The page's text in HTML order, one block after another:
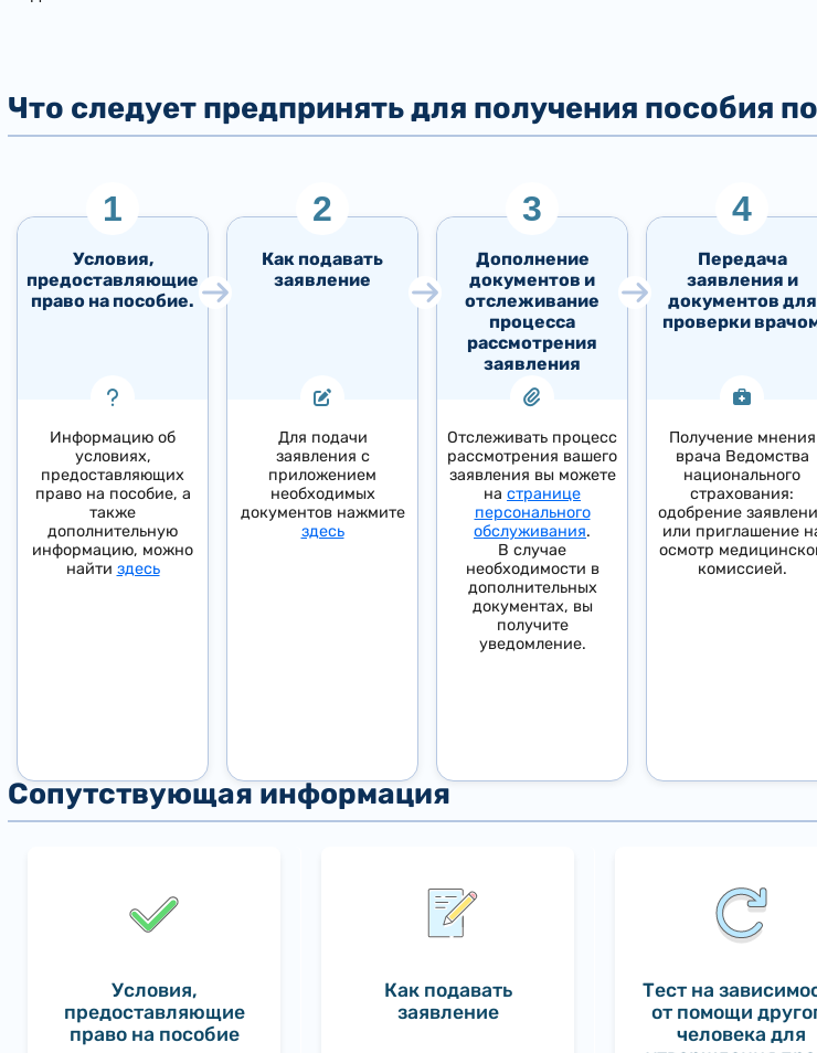
Что следует предпринять для получения пособия
Условия,
предоставляющие
право на пособие.
Информацию об
условиях,
предоставляющих
право на пособие, а
также
дополнительную
информацию, можно
найти здесь
Как подавать
заявление
Для подачи
заявления с
приложением
необходимых
документов нажмите
здесь
Дополнение
документов и
отслеживание
процесса
рассмотрения
заявления
Отслеживать процесс
рассмотрения вашего
заявления вы можете
на странице
персонального
обслуживания.
В случае
необходимости в
дополнительных
документах, вы
получите
уведомление.
Передача
заявления и
документов для
проверки
Получение мнения
врача Ведомства
национального
страхования:
одобрение
или приглашение
осмотр
комиссией.
Условия,
предоставляющие
право на пособие
Как подавать
заявление
Тест на
от помощи
человека для